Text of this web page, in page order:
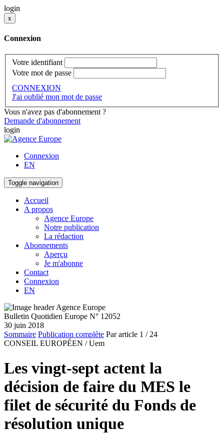
login
x
Connexion
Votre identifiant
Votre mot de passe
CONNEXION
J'ai oublié mon mot de passe
Vous n'avez pas d'abonnement ?
Demande d'abonnement
login
Connexion
EN
Toggle navigation
Accueil
A propos
Agence Europe
Notre publication
La rédaction
Abonnements
Aperçu
Je m'abonne
Contact
Connexion
EN
Bulletin Quotidien Europe N° 12052
30 juin 2018
Sommaire Publication complète Par article 1 / 24
CONSEIL EUROPÉEN / Uem
Les vingt-sept actent la
décision de faire du MES le
filet de sécurité du Fonds de
résolution unique